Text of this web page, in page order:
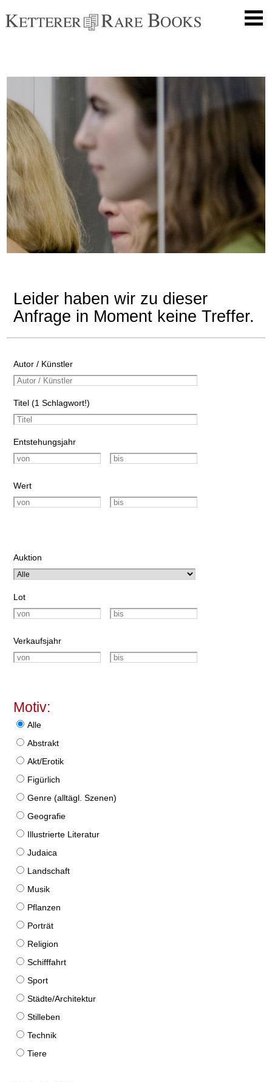
Leider haben wir zu dieser
Anfrage in Moment keine Treffer.
Autor / Künstler
Titel (1 Schlagwort!)
Entstehungsjahr
Wert
Auktion
Lot
Verkaufsjahr
Motiv:
Alle
Abstrakt
Akt/Erotik
Figürlich
Genre (alltägl. Szenen)
Geografie
Illustrierte Literatur
Judaica
Landschaft
Musik
Pflanzen
Porträt
Religion
Schifffahrt
Sport
Städte/Architektur
Stilleben
Technik
Tiere